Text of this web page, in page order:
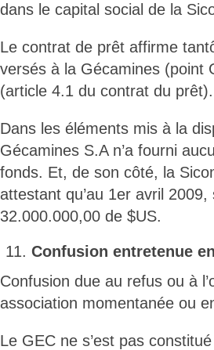
dans le capital social de la
Le contrat de prêt affirme
versés à la Gécamines (point
(article 4.1 du contrat du prêt).
Dans les éléments mis à la
Gécamines S.A n’a fourni
fonds. Et, de son côté, la
attestant qu’au 1er avril
32.000.000,00 de $US.
Confusion entretenue
Confusion due au refus ou à
association momentanée ou
Le GEC ne s’est pas